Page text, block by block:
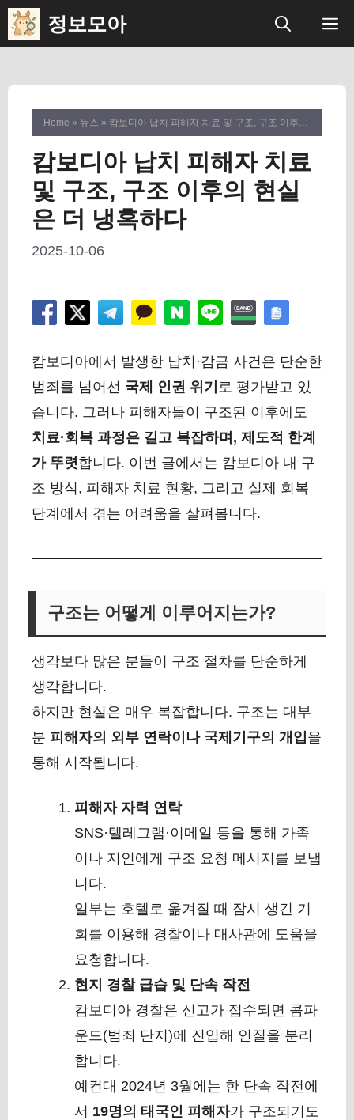
컨
텐
로
정보모아 메
Home » 뉴스 » 캄보디아 납치 피해자 치료 및 구조, 구조 이후의 현실은 더 냉혹하다
캄보디아 납치 피해자 치료
및 구조, 구조 이후의 현실
은 더 냉혹하다
2025-10-06
캄보디아에서 발생한 납치·감금 사건은 단순한
범죄를 넘어선 국제 인권 위기 로 평가받고 있
습니다. 그러나 피해자들이 구조된 이후에도
치료·회복 과정은 길고 복잡하며, 제도적 한계
가 뚜렷합니다. 이번 글에서는 캄보디아 내 구
조 방식, 피해자 치료 현황, 그리고 실제 회복
단계에서 겪는 어려움을 살펴봅니다.
구조는 어떻게 이루어지는가?
생각보다 많은 분들이 구조 절차를 단순하게
생각합니다.
하지만 현실은 매우 복잡합니다. 구조는 대부
분 피해자의 외부 연락이나 국제기구의 개입을
통해 시작됩니다.
피해자 자력 연락
SNS·텔레그램·이메일 등을 통해 가족
이나 지인에게 구조 요청 메시지를 보냅
니다.
일부는 호텔로 옮겨질 때 잠시 생긴 기
회를 이용해 경찰이나 대사관에 도움을
요청합니다.
현지 경찰 급습 및 단속 작전
캄보디아 경찰은 신고가 접수되면 콤파
운드(범죄 단지)에 진입해 인질을 분리
합니다.
예컨대 2024년 3월에는 한 단속 작전에
서 19명의 태국인 피해자가 구조되기도